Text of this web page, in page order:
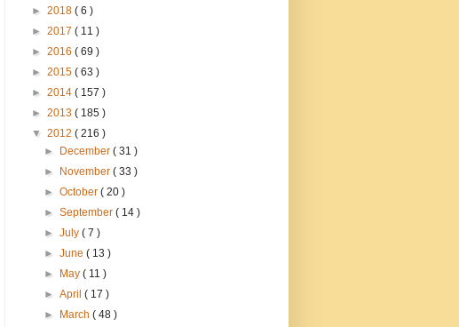
► 2018 ( 6 )
► 2017 ( 11 )
► 2016 ( 69 )
► 2015 ( 63 )
► 2014 ( 157 )
► 2013 ( 185 )
▼ 2012 ( 216 )
►
December( 31 )
►
November( 33 )
►October( 20 )
►September( 14 )
►July( 7 )
►June( 13 )
►
May( 11 )
►April( 17 )
►
March( 48 )